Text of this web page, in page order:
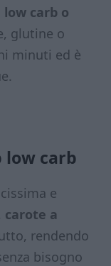
carb o
glutine o
minuti ed è
carb
e
carote a
rendendo
bisogno